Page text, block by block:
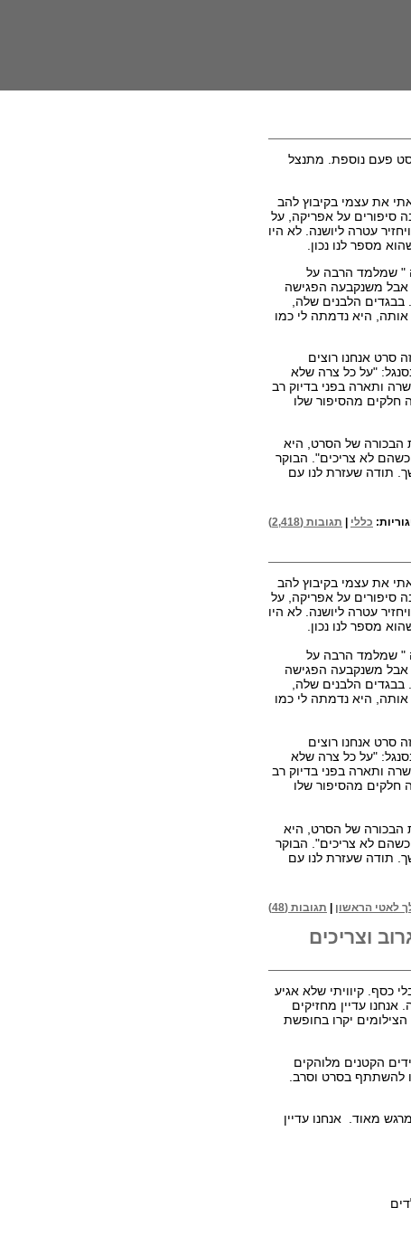
פעם נוספת. מתנצל
את עצמי בקיבוץ להב
סיפורים על אפריקה, על
עטרה ליושנה. לא היו
מספר לנו נכון.
" שמלמד הרבה על
אבל משנקבעה הפגישה
הלבנים שלה,
היא נדמתה לי כמו
סרט אנחנו רוצים
"על כל צרה שלא
ותארה בפני בדיוק רב
חלקים מהסיפור שלו
הבכורה של הסרט, היא
לא צריכים". הבוקר
תודה שעזרת לנו עם
כללי תגובות (2,418)
את עצמי בקיבוץ להב
סיפורים על אפריקה, על
עטרה ליושנה. לא היו
מספר לנו נכון.
" שמלמד הרבה על
אבל משנקבעה הפגישה
הלבנים שלה,
היא נדמתה לי כמו
סרט אנחנו רוצים
"על כל צרה שלא
ותארה בפני בדיוק רב
חלקים מהסיפור שלו
הבכורה של הסרט, היא
לא צריכים". הבוקר
תודה שעזרת לנו עם
לאטי הראשון תגובות (48)
וצריכים
כסף. קיוויתי שלא אגיע
עדיין מחזיקים
יקרו בחופשת
הקטנים מלוהקים
להשתתף בסרט וסרב.
מאוד. אנחנו עדיין